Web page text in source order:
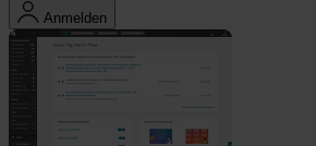
Anmelden